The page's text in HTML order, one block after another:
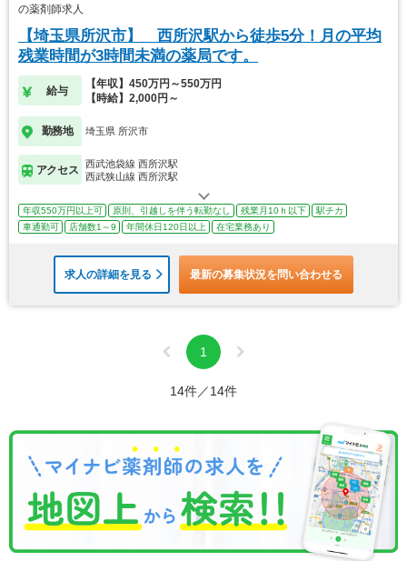
の薬剤師求人
【埼玉県所沢市】 西所沢駅から徒歩5分！月の平均
残業時間が3時間未満の薬局です。
給与
【年収】450万円～550万円
【時給】2,000円～
勤務地 埼玉県 所沢市
アクセス
西武池袋線 西所沢駅
西武狭山線 西所沢駅
年収550万円以上可 原則、引越しを伴う転勤なし 残業月10ｈ以下
駅チカ
車通勤可
店舗数1～9 年間休日120日以上 在宅業務あり
求人の詳細を見る 最新の募集状況を問い合わせる
1
14件／14件